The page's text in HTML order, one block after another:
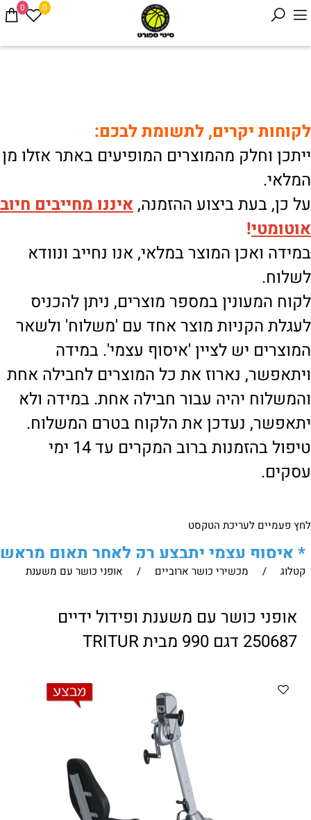
0 0
לקוחות יקרים, לתשומת לבכם:
ייתכן וחלק מהמוצרים המופיעים באתר אזלו מן
המלאי.
על כן, בעת ביצוע ההזמנה, איננו מחייבים חיוב
אוטומטי!
במידה ואכן המוצר במלאי, אנו נחייב ונוודא
לשלוח.
לקוח המעונין במספר מוצרים, ניתן להכניס
לעגלת הקניות מוצר אחד עם 'משלוח' ולשאר
המוצרים יש לציין 'איסוף עצמי'. במידה
ויתאפשר, נארוז את כל המוצרים לחבילה אחת
והמשלוח יהיה עבור חבילה אחת. במידה ולא
יתאפשר, נעדכן את הלקוח בטרם המשלוח.
טיפול בהזמנות ברוב המקרים עד 14 ימי
עסקים.
לחץ פעמיים לעריכת הטקסט
* איסוף עצמי יתבצע רק לאחר תאום מראש
של הלקוח מול נציגנו
ווטצאפ(הודעות בלבד):
052-8059900
מענה טלפוני: 04-8411075
,
04-8411010
בין השעות 9:00-17:00
"צור קשר"
citysport1@013.net
citysport2@013.net
קטלוג / מכשירי כושר ארוביים / אופני כושר עם משענת
אופני כושר עם משענת ופידול ידיים
250687 דגם 990 מבית TRITUR